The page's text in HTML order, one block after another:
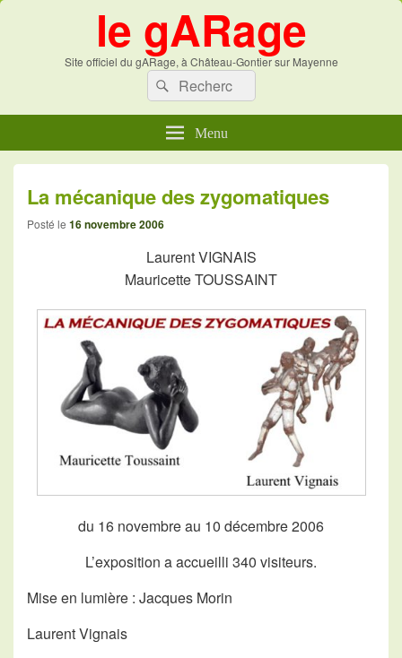
le gARage
Site officiel du gARage, à Château-Gontier sur Mayenne
Recherche :
Recherche
Menu
La mécanique des zygomatiques
Posté le 16 novembre 2006
Laurent VIGNAIS
Mauricette TOUSSAINT
du 16 novembre au 10 décembre 2006
L’exposition a accueilli 340 visiteurs.
Mise en lumière : Jacques Morin
Laurent Vignais